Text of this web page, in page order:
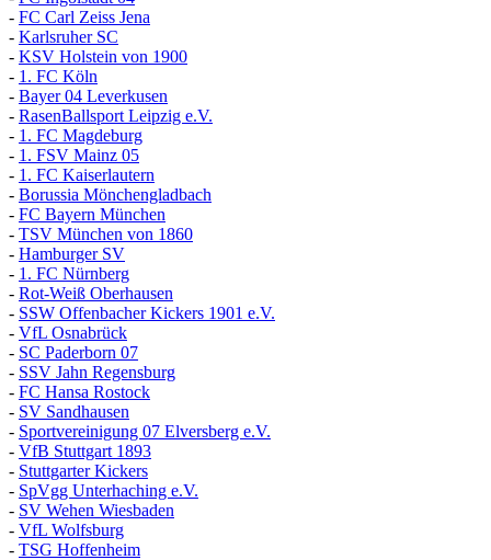
- FC Carl Zeiss Jena
- Karlsruher SC
- KSV Holstein von 1900
- 1. FC Köln
- Bayer 04 Leverkusen
- RasenBallsport Leipzig e.V.
- 1. FC Magdeburg
- 1. FSV Mainz 05
- 1. FC Kaiserlautern
- Borussia Mönchengladbach
- FC Bayern München
- TSV München von 1860
- Hamburger SV
- 1. FC Nürnberg
- Rot-Weiß Oberhausen
- SSW Offenbacher Kickers 1901 e.V.
- VfL Osnabrück
- SC Paderborn 07
- SSV Jahn Regensburg
- FC Hansa Rostock
- SV Sandhausen
- Sportvereinigung 07 Elversberg e.V.
- VfB Stuttgart 1893
- Stuttgarter Kickers
- SpVgg Unterhaching e.V.
- SV Wehen Wiesbaden
- VfL Wolfsburg
- TSG Hoffenheim